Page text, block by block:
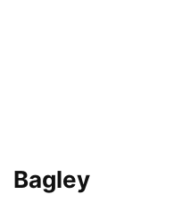
Bagley